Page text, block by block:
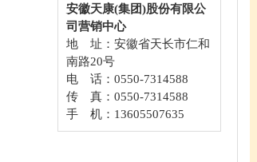
安徽天康(集团)股份有限公
司营销中心
地 址：安徽省天长市仁和
南路20号
电 话：0550-7314588
传 真：0550-7314588
手 机：13605507635